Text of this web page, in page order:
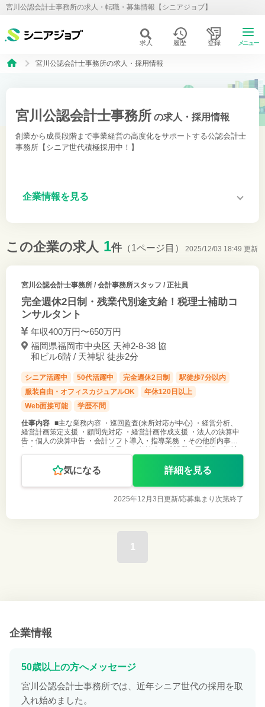
宮川公認会計士事務所の求人・転職・募集情報【シニアジョブ】
求人 履歴 登録 メニュー
宮川公認会計士事務所の求人・採用情報
宮川公認会計士事務所 の求人・採用情報
創業から成長段階まで事業経営の高度化をサポートする公認会計士
事務所【シニア世代積極採用中！】
企業情報を見る
この企業の求人 1件 （1ページ目） 2025/12/03 18:49 更新
宮川公認会計士事務所/ 会計事務所スタッフ / 正社員
完全週休2日制・残業代別途支給！税理士補助コ
ンサルタント
年収400万円〜650万円
福岡県福岡市中央区 天神2-8-38 協
和ビル6階 / 天神駅 徒歩2分
シニア活躍中 50代活躍中 完全週休2日制
駅徒歩7分以内
服装自由・オフィスカジュアルOK
年休120日以上
Web面接可能
学歴不問
仕事内容 ■主な業務内容 ・巡回監査(来所対応が中心) ・経営分析、
経営計画策定支援 ・顧問先対応 ・経営計画作成支援 ・法人の決算申
告・個人の決算申告 ・会計ソフト導入・指導業務 ・その他所内事務 ■
気になる 詳細を見る
2025年12月3日更新/応募集まり次第終了
1
企業情報
50歳以上の方へメッセージ
宮川公認会計士事務所では、近年シニア世代の採用を取
入れ始めました。